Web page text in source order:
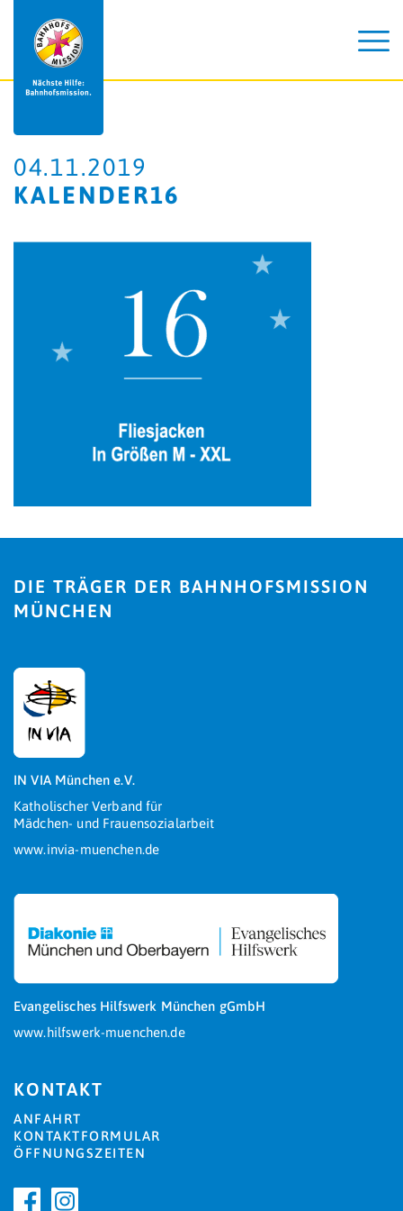
04.11.2019
KALENDER16
DIE TRÄGER DER BAHNHOFSMISSION
MÜNCHEN
IN VIA München e.V.
Katholischer Verband für
Mädchen- und Frauensozialarbeit
www.invia-muenchen.de
Evangelisches Hilfswerk München gGmbH
www.hilfswerk-muenchen.de
KONTAKT
ANFAHRT
KONTAKTFORMULAR
ÖFFNUNGSZEITEN